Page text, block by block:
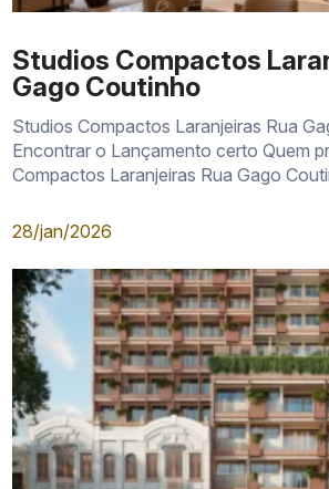
Studios Compactos
Gago Coutinho
Studios Compactos Laranjeiras Rua
Encontrar o Lançamento certo Quem
Compactos Laranjeiras Rua Gago
28/jan/2026